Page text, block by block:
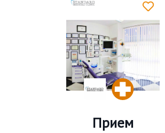
Прием